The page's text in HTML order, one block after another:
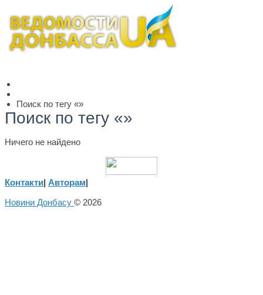
Поиск по тегу «»
Поиск по тегу «»
Ничего не найдено
Контакти| Авторам|
Новини Донбасу © 2026